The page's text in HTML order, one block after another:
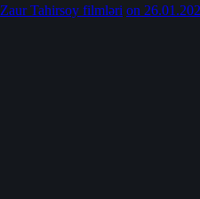
Zaur Tahirsoy filmləri on